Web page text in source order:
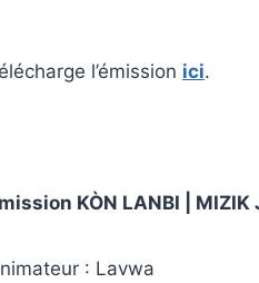
l’émission ici.
KÒN LANBI | MIZIK
: Lavwa